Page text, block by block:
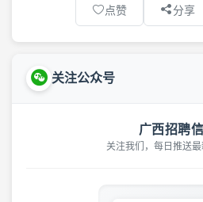
点赞 分享
关注公众号
广西招聘
关注我们，每日推送